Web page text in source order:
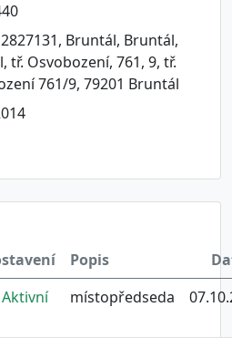
Bruntál, Bruntál,
tř. Osvobození, 761, 9, tř.
761/9, 79201 Bruntál
Popis
Aktivní místopředseda